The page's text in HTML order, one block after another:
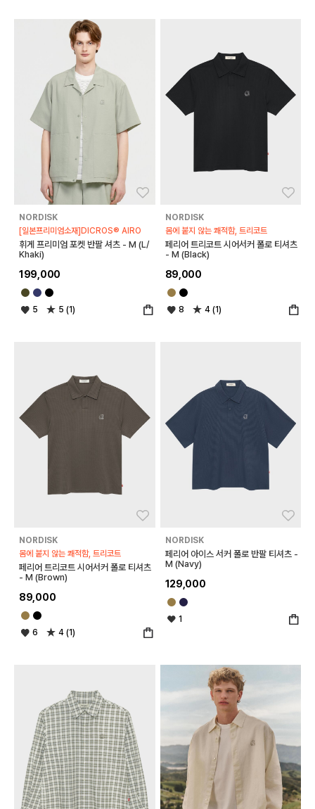
NORDISK
[일본프리미엄소재]DICROS® AIRO
휘게 프리미엄 포켓 반팔 셔츠 - M (L/
Khaki)
199,000
5 5 (1)
NORDISK
몸에 붙지 않는 쾌적함, 트리코트
페리어 트리코트 시어서커 폴로 티셔츠
- M (Black)
89,000
8 4 (1)
NORDISK
몸에 붙지 않는 쾌적함, 트리코트
페리어 트리코트 시어서커 폴로 티셔츠
- M (Brown)
89,000
6 4 (1)
NORDISK
페리어 아이스 서커 폴로 반팔 티셔츠 -
M (Navy)
129,000
1